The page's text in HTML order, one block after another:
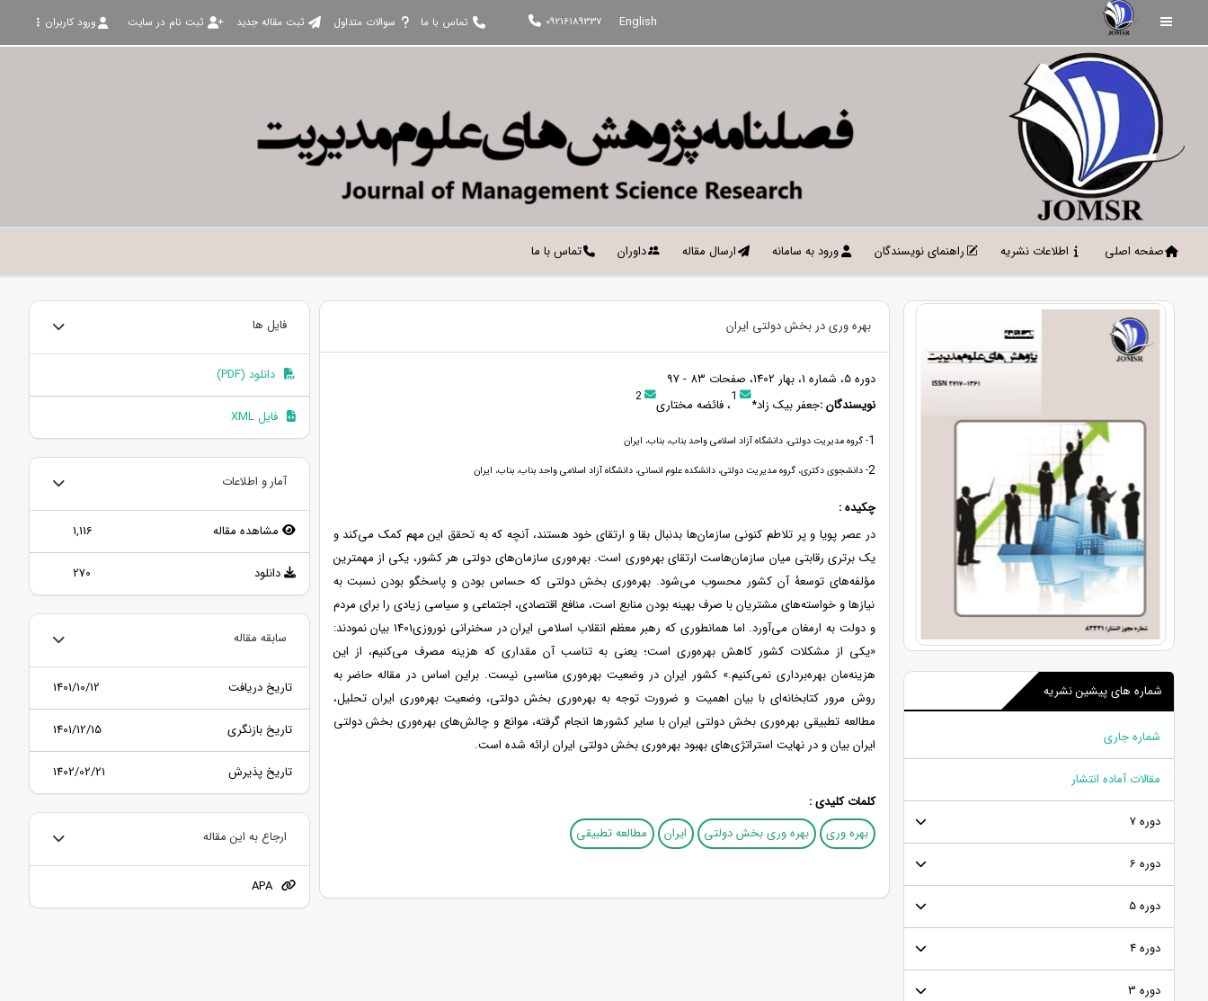
English
09216189337 تماس با ما سوالات متداول ثبت مقاله جدید ثبت نام در سایت ورود کاربران
صفحه اصلی اطلاعات نشریه راهنمای نویسندگان ورود به سامانه ارسال مقاله داوران تماس با ما
شماره های پیشین نشریه
شماره جاری
مقالات آماده انتشار
دوره 7
دوره 6
دوره 5
دوره 4
دوره 3
بهره‌ وری در بخش دولتی ایران
دوره 5، شماره 1، بهار 1402، صفحات 83 - 97
نویسندگان :جعفر بیک زاد* 1، فائضه مختاری 2
1- گروه مدیریت دولتی، دانشگاه آزاد اسلامی واحد بناب، بناب، ایران
2- دانشجوی دکتری، گروه مدیریت دولتی، دانشکده علوم انسانی، دانشگاه آزاد اسلامی واحد بناب، بناب، ایران
چکیده :
در عصر پویا و پر تلاطم کنونی سازمان‌ها بدنبال بقا و ارتقای خود هستند، آنچه که به تحقق این مهم کمک می‌کند و
یک برتری رقابتی میان سازمان‌هاست ارتقای بهره‌وری است. بهره‌وری سازمان‌های دولتی هر کشور، یکی از مهمترین
مؤلفه‌‌‌‌‌‌‌‌‌های توسعۀ آن کشور محسوب می‌شود. بهره‌وری بخش دولتی که حساس بودن و پاسخگو بودن نسبت به
نیازها و خواسته‌‌‌‌‌‌‌‌‌های مشتریان با صرف بهینه بودن منابع است، منافع اقتصادی، اجتماعی و سیاسی زیادی را برای مردم
و دولت به ارمغان می‌آورد. اما همانطوری که رهبر معظم انقلاب اسلامی ایران در سخنرانی نوروزی1401 بیان نمودند:
«یکی از مشکلات کشور کاهش بهره‌وری است؛ یعنی به تناسب آن مقداری که هزینه مصرف می‌کنیم، از این
هزینه‌مان بهره‌برداری نمی‌کنیم.» کشور ایران در وضعیت بهره‌وری مناسبی نیست. براین اساس در مقاله حاضر به
روش مرور کتابخانه‌ای با بیان اهمیت و ضرورت توجه به بهره‌وری بخش دولتی، وضعیت بهره‌وری ایران تحلیل،
مطالعه تطبیقی بهره‌وری بخش دولتی ایران با سایر کشور‌ها انجام گرفته، موانع و چالش‌‌‌‌‌‌‌‌‌های بهره‌وری بخش دولتی
ایران بیان و در نهایت استراتژی‌‌‌‌‌‌‌‌‌های بهبود بهره‌وری بخش دولتی ایران ارائه شده است.
کلمات کلیدی :
بهره‌ وری
بهره‌ وری بخش دولتی ایران مطالعه تطبیقی
فایل ها
دانلود (PDF)
فایل XML
آمار و اطلاعات
مشاهده مقاله 1,116
دانلود 270
سابقه مقاله
تاریخ دریافت 1401/10/12
تاریخ بازنگری 1401/12/15
تاریخ پذیرش 1402/02/21
ارجاع به این مقاله
APA